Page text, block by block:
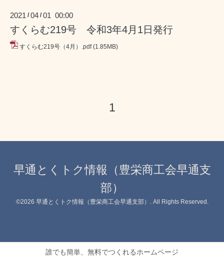
2021 /04 /01 00:00
すくらむ219号 令和3年4月1日発行
すくらむ219号（4月）.pdf (1.85MB)
1
早通とくトク情報（豊栄商工会早通支
部）
©2026 早通とくトク情報（豊栄商工会早通支部） . All Rights Reserved.
誰でも簡単、無料でつくれるホームページ